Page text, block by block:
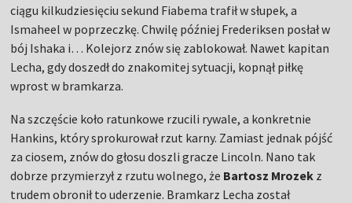
ciągu kilkudziesięciu sekund Fiabema trafił w słupek, a
Ismaheel w poprzeczkę. Chwilę później Frederiksen posłał w
bój Ishaka i… Kolejorz znów się zablokował. Nawet kapitan
Lecha, gdy doszedł do znakomitej sytuacji, kopnął piłkę
wprost w bramkarza.
Na szczęście koło ratunkowe rzucili rywale, a konkretnie
Hankins, który sprokurował rzut karny. Zamiast jednak pójść
za ciosem, znów do głosu doszli gracze Lincoln. Nano tak
dobrze przymierzył z rzutu wolnego, że Bartosz Mrozek z
trudem obronił to uderzenie. Bramkarz Lecha został